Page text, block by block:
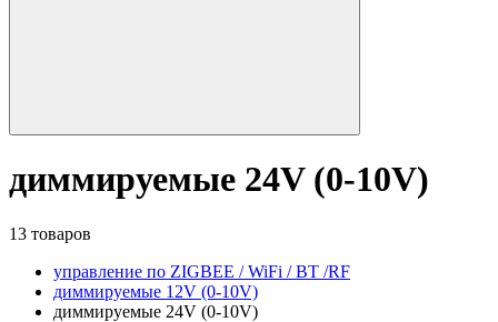
диммируемые 24V (0-10V)
13 товаров
управление по ZIGBEE / WiFi / BT /RF
диммируемые 12V (0-10V)
диммируемые 24V (0-10V)